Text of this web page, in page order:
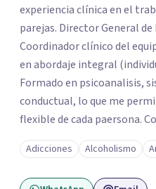
experiencia clínica en el
parejas. Director General
Coordinador clínico del
en abordaje integral
Formado en psicoanalisis,
conductual, lo que me
flexible de cada paersona. Considero la terapia como un
espacio de escucha,
adpatando el contexto de
la mejor manera posible.
Adicciones Alcoholismo